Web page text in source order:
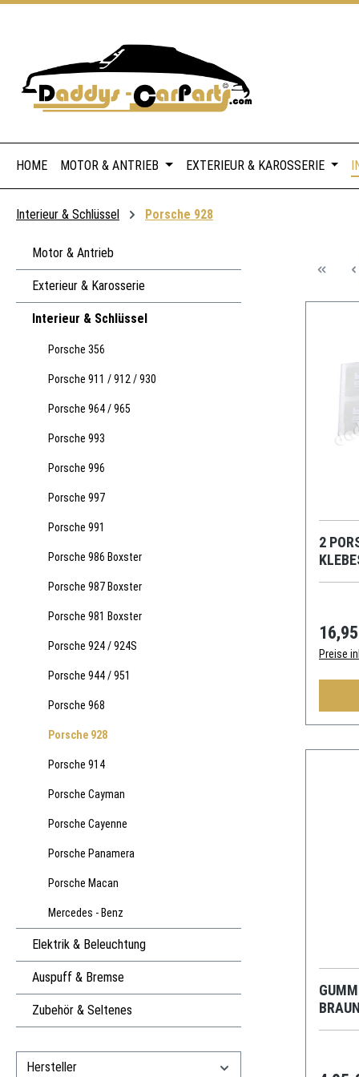
HOME MOTOR & ANTRIEB EXTERIEUR & KAROSSERIE
Interieur & Schlüssel Porsche 928
Motor & Antrieb
Exterieur & Karosserie
Interieur & Schlüssel
Porsche 356
Porsche 911 / 912 / 930
Porsche 964 / 965
Porsche 993
Porsche 996
Porsche 997
Porsche 991
Porsche 986 Boxster
Porsche 987 Boxster
Porsche 981 Boxster
Porsche 924 / 924S
Porsche 944 / 951
Porsche 968
Porsche 928
Porsche 914
Porsche Cayman
Porsche Cayenne
Porsche Panamera
Porsche Macan
Mercedes - Benz
Elektrik & Beleuchtung
Auspuff & Bremse
Zubehör & Seltenes
Hersteller
2
Preise